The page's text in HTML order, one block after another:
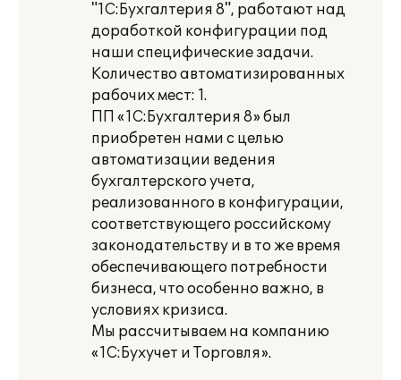
"1С:Бухгалтерия 8", работают над
доработкой конфигурации под
наши специфические задачи.
Количество автоматизированных
рабочих мест: 1.
ПП «1С:Бухгалтерия 8» был
приобретен нами с целью
автоматизации ведения
бухгалтерского учета,
реализованного в конфигурации,
соответствующего российскому
законодательству и в то же время
обеспечивающего потребности
бизнеса, что особенно важно, в
условиях кризиса.
Мы рассчитываем на компанию
«1С:Бухучет и Торговля».